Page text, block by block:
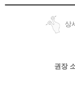
상
권장